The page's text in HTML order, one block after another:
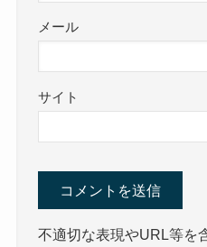
メール
サイト
不適切な表現やURL等を